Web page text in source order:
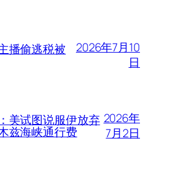
播偷逃税被
2026年7月10
日
美试图说服伊放弃
兹海峡通行费
2026年
7月2日